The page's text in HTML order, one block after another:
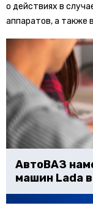
о действиях в
аппаратов, а также
АвтоВАЗ
машин Lada